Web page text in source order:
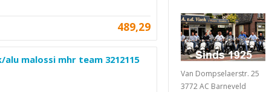
489,29
malossi mhr team 3212115
Van Dompselaerstr. 25
3772 AC Barneveld